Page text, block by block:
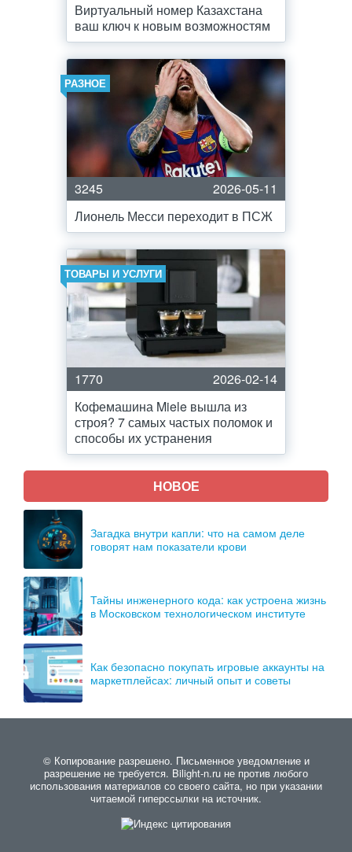
Виртуальный номер Казахстана
ваш ключ к новым возможностям
РАЗНОЕ
3245
2026-05-11
Лионель Месси переходит в ПСЖ
ТОВАРЫ И УСЛУГИ
1770
2026-02-14
Кофемашина Miele вышла из
строя? 7 самых частых поломок и
способы их устранения
НОВОЕ
Загадка внутри капли: что на самом деле
говорят нам показатели крови
Тайны инженерного кода: как устроена жизнь
в Московском технологическом институте
Как безопасно покупать игровые аккаунты на
маркетплейсах: личный опыт и советы
© Копирование разрешено. Письменное уведомление и
разрешение не требуется. Bilight-n.ru не против любого
использования материалов со своего сайта, но при указании
читаемой гиперссылки на источник.